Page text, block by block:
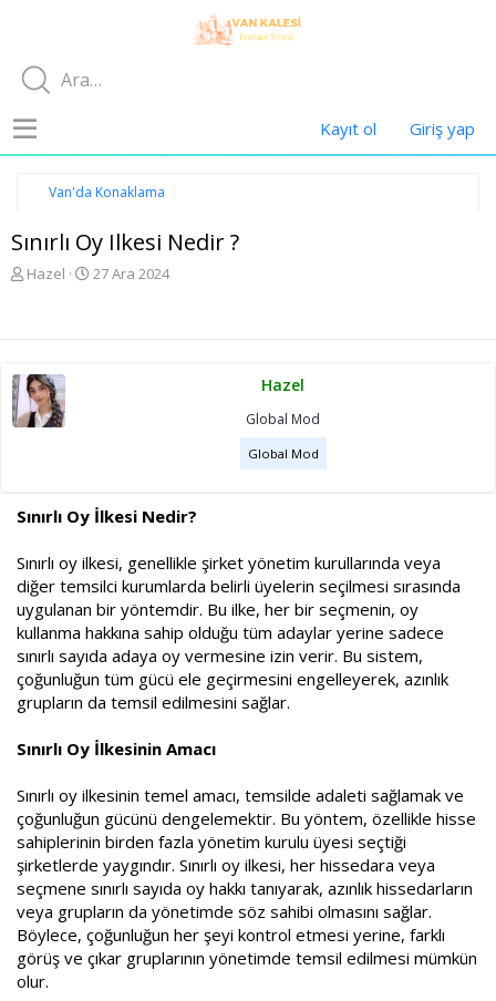
Kayıt ol Giriş yap
Van'da Konaklama
Sınırlı Oy Ilkesi Nedir ?
K
u
b
a
ş
a
Hazel
B
27 Ara 2024
Hazel
Global Mod
Global Mod
Sınırlı Oy İlkesi Nedir?
Sınırlı oy ilkesi, genellikle şirket yönetim kurullarında veya
diğer temsilci kurumlarda belirli üyelerin seçilmesi sırasında
uygulanan bir yöntemdir. Bu ilke, her bir seçmenin, oy
kullanma hakkına sahip olduğu tüm adaylar yerine sadece
sınırlı sayıda adaya oy vermesine izin verir. Bu sistem,
çoğunluğun tüm gücü ele geçirmesini engelleyerek, azınlık
grupların da temsil edilmesini sağlar.
Sınırlı Oy İlkesinin Amacı
Sınırlı oy ilkesinin temel amacı, temsilde adaleti sağlamak ve
çoğunluğun gücünü dengelemektir. Bu yöntem, özellikle hisse
sahiplerinin birden fazla yönetim kurulu üyesi seçtiği
şirketlerde yaygındır. Sınırlı oy ilkesi, her hissedara veya
seçmene sınırlı sayıda oy hakkı tanıyarak, azınlık hissedarların
veya grupların da yönetimde söz sahibi olmasını sağlar.
Böylece, çoğunluğun her şeyi kontrol etmesi yerine, farklı
görüş ve çıkar gruplarının yönetimde temsil edilmesi mümkün
olur.